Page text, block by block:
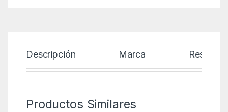
Descripción Marca Reseñas
Productos Similares